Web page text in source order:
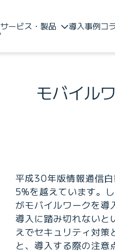
サービス・製品 導入事例コ
モバイル
平成30年版情報通信
5%を越えています。
がモバイルワークを導
導入に踏み切れないと
えでセキュリティ対
と、導入する際の注意